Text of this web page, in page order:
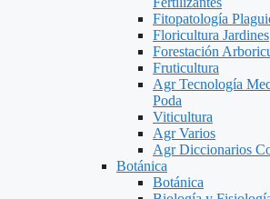
Fitopatología
Floricultura Jardines
Forestación
Fruticultura
Agr Tecnología
Poda
Viticultura
Agr Varios
Agr Diccionarios
Botánica
Botánica